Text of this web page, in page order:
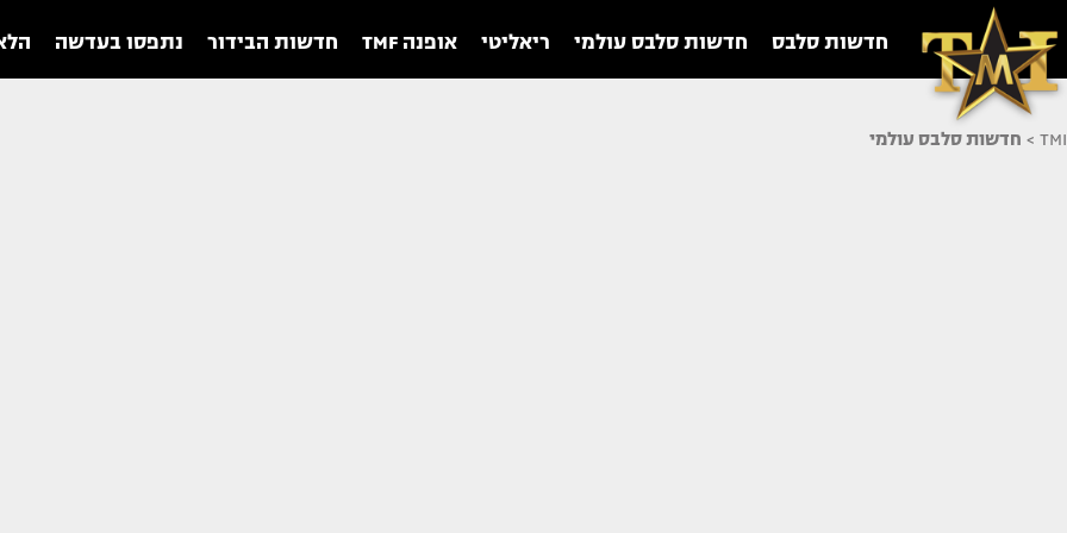
חדשות סלבס חדשות סלבס עולמי ריאליטי אופנה TMF חדשות הבידור נתפסו בעדשה
TMI
> חדשות סלבס עולמי